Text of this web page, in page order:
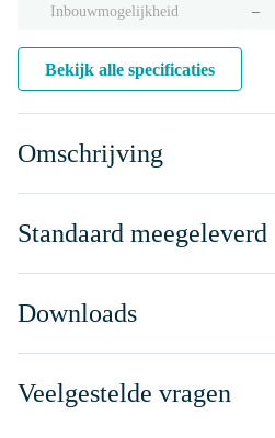
Inbouwmogelijkheid ‒
Bekijk alle specificaties
Omschrijving
Standaard meegeleverd
Downloads
Veelgestelde vragen